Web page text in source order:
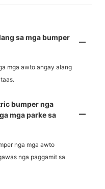
sa mga bumper
mga awto angay alang
bumper nga
mga parke sa
nga mga awto
nga paggamit sa